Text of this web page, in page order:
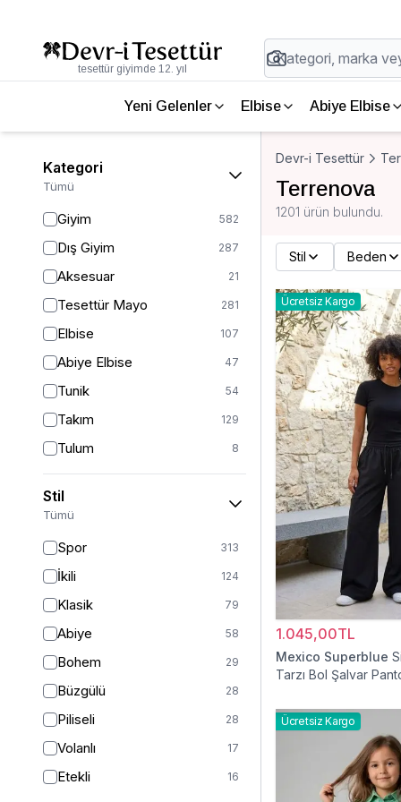
tesettür giyimde 12. yıl
Yeni Gelenler Elbise Abiye Elbise
Kategori
Tümü
Giyim 582
Dış Giyim 287
Aksesuar 21
Tesettür Mayo 281
Elbise 107
Abiye Elbise 47
Tunik 54
Takım 129
Tulum 8
Pantolon 151
Etek 19
Stil
Tümü
Spor 313
İkili 124
Klasik 79
Abiye 58
Bohem 29
Büzgülü 28
Piliseli 28
Volanlı 17
Etekli 16
Devr-i Tesettür
Terrenova
1201 ürün bulundu.
Stil Beden
Ücretsiz Kargo
1.045,00TL
Mexico Superblue
Tarzı Bol Şalvar
Ücretsiz Kargo